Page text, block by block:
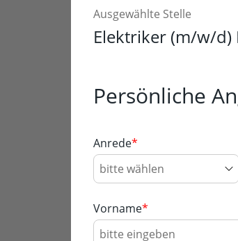
Ausgewählte Stelle
Elektriker (m/w/d)
Persönliche
Anrede*
Vorname*